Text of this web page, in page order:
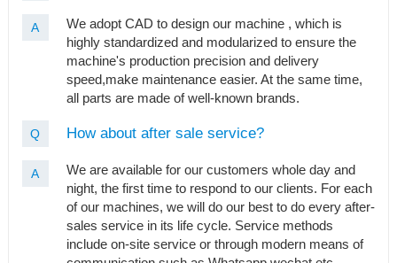
A
We adopt CAD to design our machine , which is
highly standardized and modularized to ensure the
machine's production precision and delivery
speed,make maintenance easier. At the same time,
all parts are made of well-known brands.
Q How about after sale service?
A
We are available for our customers whole day and
night, the first time to respond to our clients. For each
of our machines, we will do our best to do every after-
sales service in its life cycle. Service methods
include on-site service or through modern means of